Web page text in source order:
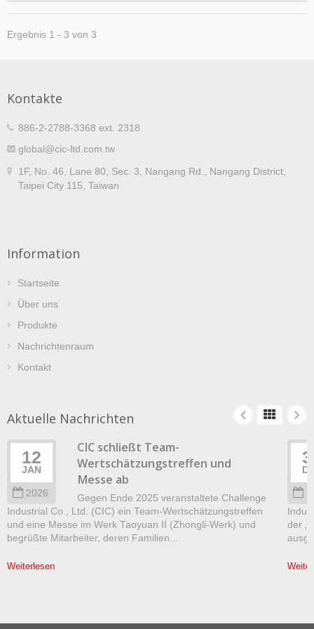
Ergebnis 1 - 3 von 3
Kontakte
886-2-2788-3368 ext. 2318
global@cic-ltd.com.tw
1F, No. 46, Lane 80, Sec. 3, Nangang Rd., Nangang District,
Taipei City 115, Taiwan
Information
Startseite
Über uns
Produkte
Nachrichtenraum
Kontakt
Aktuelle Nachrichten
12
JAN
2026
CIC schließt Team-
Wertschätzungstreffen und
Messe ab
Gegen Ende 2025 veranstaltete Challenge
Industrial Co., Ltd. (CIC) ein Team-Wertschätzungstreffen
und eine Messe im Werk Taoyuan II (Zhongli-Werk) und
begrüßte Mitarbeiter, deren Familien...
Weiterlesen
der